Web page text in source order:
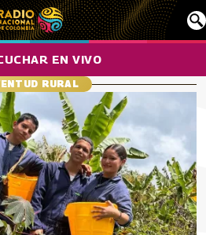
EN VIVO
RURAL